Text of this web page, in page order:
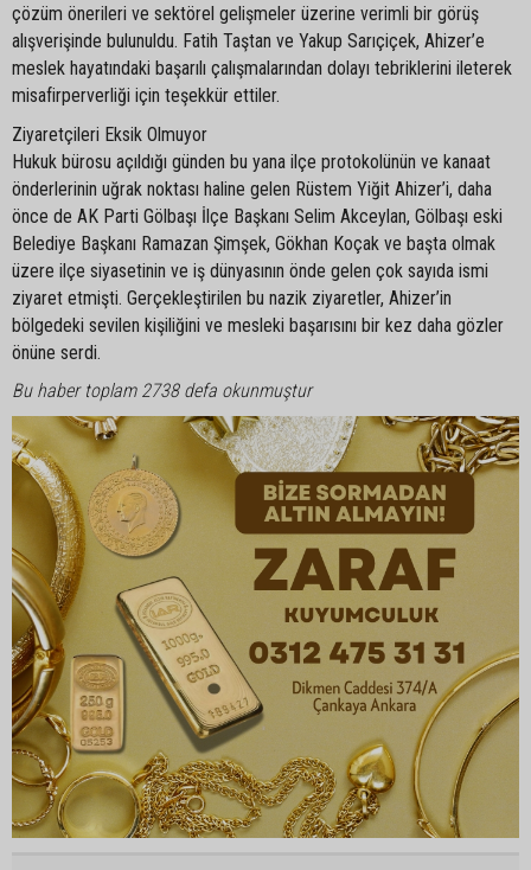
çözüm önerileri ve sektörel gelişmeler üzerine verimli bir görüş
alışverişinde bulunuldu. Fatih Taştan ve Yakup Sarıçiçek, Ahizer’e
meslek hayatındaki başarılı çalışmalarından dolayı tebriklerini ileterek
misafirperverliği için teşekkür ettiler.
Ziyaretçileri Eksik Olmuyor
Hukuk bürosu açıldığı günden bu yana ilçe protokolünün ve kanaat
önderlerinin uğrak noktası haline gelen Rüstem Yiğit Ahizer’i, daha
önce de AK Parti Gölbaşı İlçe Başkanı Selim Akceylan, Gölbaşı eski
Belediye Başkanı Ramazan Şimşek, Gökhan Koçak ve başta olmak
üzere ilçe siyasetinin ve iş dünyasının önde gelen çok sayıda ismi
ziyaret etmişti. Gerçekleştirilen bu nazik ziyaretler, Ahizer’in
bölgedeki sevilen kişiliğini ve mesleki başarısını bir kez daha gözler
önüne serdi.
Bu haber toplam 2738 defa okunmuştur